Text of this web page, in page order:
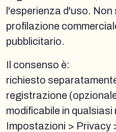
l'esperienza d'uso.
profilazione
pubblicitario.
Il consenso è:
richiesto
registrazione
modificabile in qualsiasi
Impostazioni > Privacy